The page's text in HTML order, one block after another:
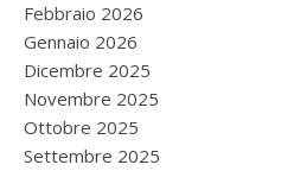
Febbraio 2026
Gennaio 2026
Dicembre 2025
Novembre 2025
Ottobre 2025
Settembre 2025